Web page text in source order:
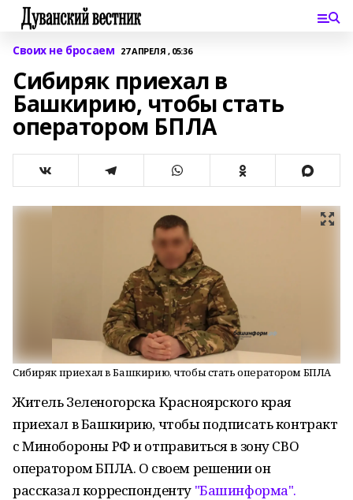
Своих не бросаем 27 АПРЕЛЯ , 05:36
Сибиряк приехал в
Башкирию, чтобы стать
оператором БПЛА
Сибиряк приехал в Башкирию, чтобы стать оператором БПЛА
Житель Зеленогорска Красноярского края
приехал в Башкирию, чтобы подписать контракт
с Минобороны РФ и отправиться в зону СВО
оператором БПЛА. О своем решении он
рассказал корреспонденту"Башинформа".